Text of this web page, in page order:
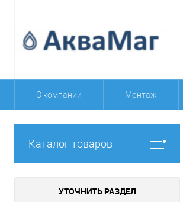
О компании Монтаж
Каталог товаров
УТОЧНИТЬ РАЗДЕЛ